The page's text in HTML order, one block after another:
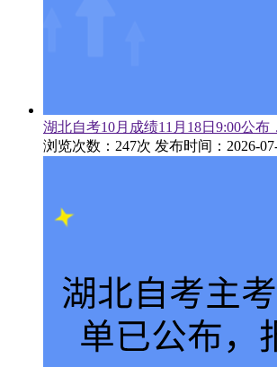
湖北自考10月成绩11月18日9:00公布
浏览次数：247次 发布时间：2026-